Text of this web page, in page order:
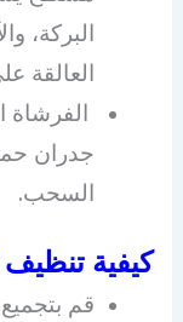
البركة،
العالقة
الفرشاة
جدران
السحب.
كيفية
قم